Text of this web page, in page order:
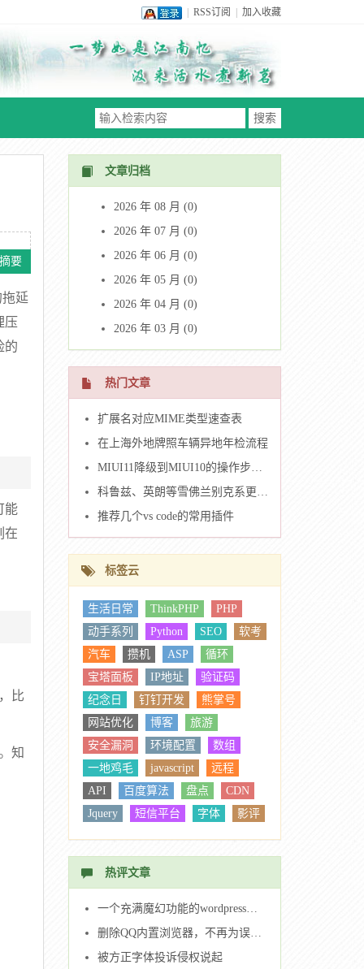
RSS订阅 加入收藏
要
延
压
的
能
在
比
知
文章归档
2026 年 08 月 (0)
2026 年 07 月 (0)
2026 年 06 月 (0)
2026 年 05 月 (0)
2026 年 04 月 (0)
2026 年 03 月 (0)
热门文章
扩展名对应MIME类型速查表
在上海外地牌照车辆异地年检流程
MIUI11降级到MIUI10的操作步骤（米6）
科鲁兹、英朗等雪佛兰别克系更换车钥匙壳
推荐几个vs code的常用插件
标签云
生活日常 ThinkPHP
PHP
动手系列
Python SEO
软考
汽车
攒机 ASP
循环
宝塔面板
IP地址
验证码
纪念日
钉钉开发
熊掌号
网站优化
博客
旅游
安全漏洞
环境配置
数组
一地鸡毛
javascript
远程
API
百度算法 盘点
CDN
Jquery
短信平台 字体
影评
windows
IIS 刷机
修电脑
系统
树莓派
wordpress
bootstrap
MIME
UEditor Ajax
CSS
随机数
热评文章
一个充满魔幻功能的wordpress主题（Dragon主题）
删除QQ内置浏览器，不再为误点烦恼。
被方正字体投诉侵权说起